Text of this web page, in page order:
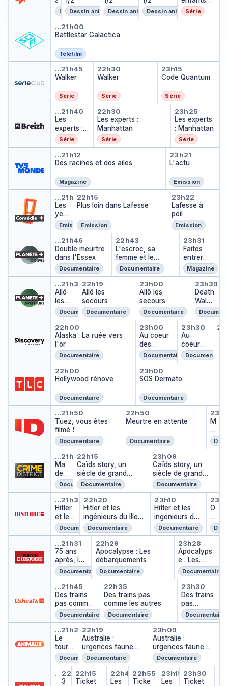
n
L
S
F
S
F
s rr
y
S
h
w
n
m
1
2
Dessin animé
Dessin animé Dessin animé Dessin animédu
Mondial
Série
Battlestar Galactica
…21h00
Battlestar Galactica
Téléfilm
Walker
…21h45
Walker
Série
Walker
22h30
Walker
Série
Code
23h15
Code Quantum
Série
Les experts : Manhattan
…21h40
Les
experts :
Manhatta
n
Série
Les experts :
22h30
Les experts :
Manhattan
Série
Les
23h25
Les experts
: Manhattan
Série
Des racines et des ailes
…21h12
Des racines et des ailes
Magazine
L'actu
23h21
L'actu
Emission
Les yeux dans Lafesse
…21h12
Les
yeu
x
dan
Laf
ess
e
Emission
Plus loin dans Lafesse
22h15
Plus loin dans Lafesse
Emission
Lafesse à
23h22
Lafesse à
poil
Emission
Double meurtre dans l'Essex
…21h46
Double meurtre
dans l'Essex
Documentaire
L'escroc, sa
22h43
L'escroc, sa
femme et le
canoë
Documentaire
Faites
23h31
Faites
entrer
l'accusé
Magazine
Allô les secours
…21h37
Allô
les
seco
urs
Documentaire
Allô les secours
22h19
Allô les
secours
Documentaire
Allô les secours
23h00
Allô les
secours
Documentaire
23h39
Death
Walke
r with
Nick
Groff
Alaska : La ruée vers l'or
22h00
Alaska : La ruée vers
l'or
Documentaire
Au coeur des
23h00
Au coeur
des
douanes :
Espagne
Documentaire
Au
23h30
Au
coeur
des
douane
Espagn
Documentaire
Hollywood rénove
22h00
Hollywood rénove
Documentaire
SOS Dermato
23h00
SOS Dermato
Documentaire
Tuez, vous êtes filmé !
…21h50
Tuez, vous êtes
filmé !
Documentaire
Meurtre en
22h50
Meurtre en attente
Documentaire
M
e
u
rt
a
tt
e
n
t
e
Made for Murder
…21h30
Ma
de
for
Mur
der
Documentaire
Caïds story, un siècle de
22h15
Caïds story, un
siècle de grand
banditisme
Documentaire
Caïds story,
23h09
Caïds story, un
siècle de grand
banditisme
Documentaire
Hitler et les ingénieurs du IIIe
…21h35
Hitler
et les
ingéni
eurs
du IIIe
Reich
Documentaire
Hitler et les ingénieurs du
22h20
Hitler et les
ingénieurs du IIIe
Reich
Documentaire
Hitler et les
23h10
Hitler et les
ingénieurs du
IIIe Reich
Documentaire
O
p
p
e
h
m
e
:
a
v
bl
75 ans après, le jour le plus
…21h31
75 ans
après, le
jour le
plus long
Documentaire
Apocalypse : Les
22h29
Apocalypse : Les
débarquements
Documentaire
23h28
Apocalyps
e : Les
débarquem
ents
Documentaire
Des trains pas comme les
…21h45
Des trains
pas comme
les autres
Documentaire
Des trains pas
22h35
Des trains pas
comme les autres
Documentaire
Des
23h30
Des trains
pas
comme
les autres
Documentaire
Le tour du monde de David
…21h27
Le
tour
du
mond
e de
David
Documentaire
Australie : urgences
22h19
Australie :
urgences faune
sauvage
Documentaire
Australie :
23h09
Australie :
urgences faune
sauvage
Documentaire
Les simples du jour
…
21h55
Les simples du jour
3 mn pronos
22h05
3
Ticket Gagnant
22h15
Ticket
Les simples du jour
22h40
Les
Ticket Gagnant
22h55
Ticke
Les
23h15
Les
Ticket
23h30
Ticket